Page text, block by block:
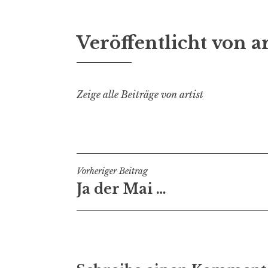
Veröffentlicht von
Zeige alle Beiträge von artist
Beitragsnavigation
Vorheriger Beitrag
Ja der Mai …